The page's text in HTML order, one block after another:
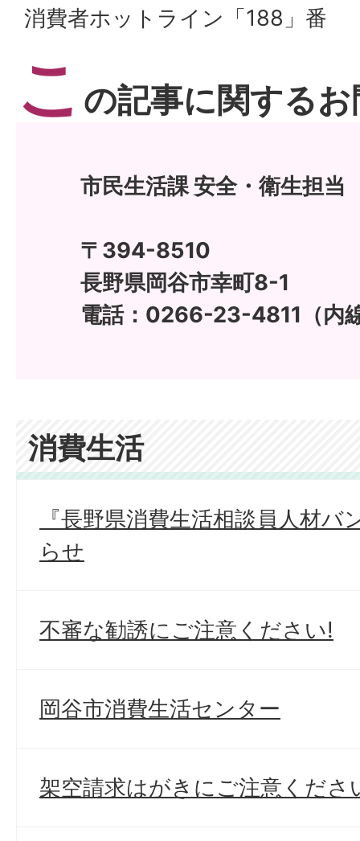
消費者ホットライン「188」番
こ の記事に関する
市民生活課 安全・衛生担当
〒394-8510
長野県岡谷市幸町8-1
電話：0266-23-4811（内
消費生活
『長野県消費生活相談員人材
らせ
不審な勧誘にご注意ください!
岡谷市消費生活センター
架空請求はがきにご注意くださ